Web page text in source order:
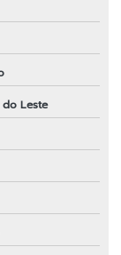
do Leste